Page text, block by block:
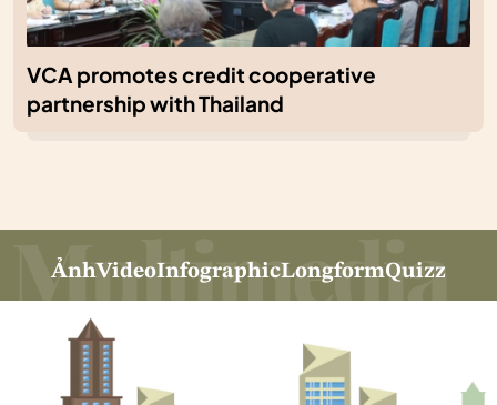
VCA promotes credit cooperative
partnership with Thailand
ẢnhVideoInfographicLongformQuizz